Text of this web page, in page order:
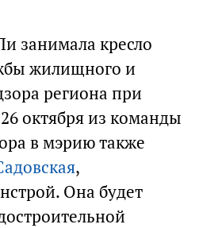
занимала кресло
жилищного и
региона при
октября из команды
в мэрию также
,
Она будет